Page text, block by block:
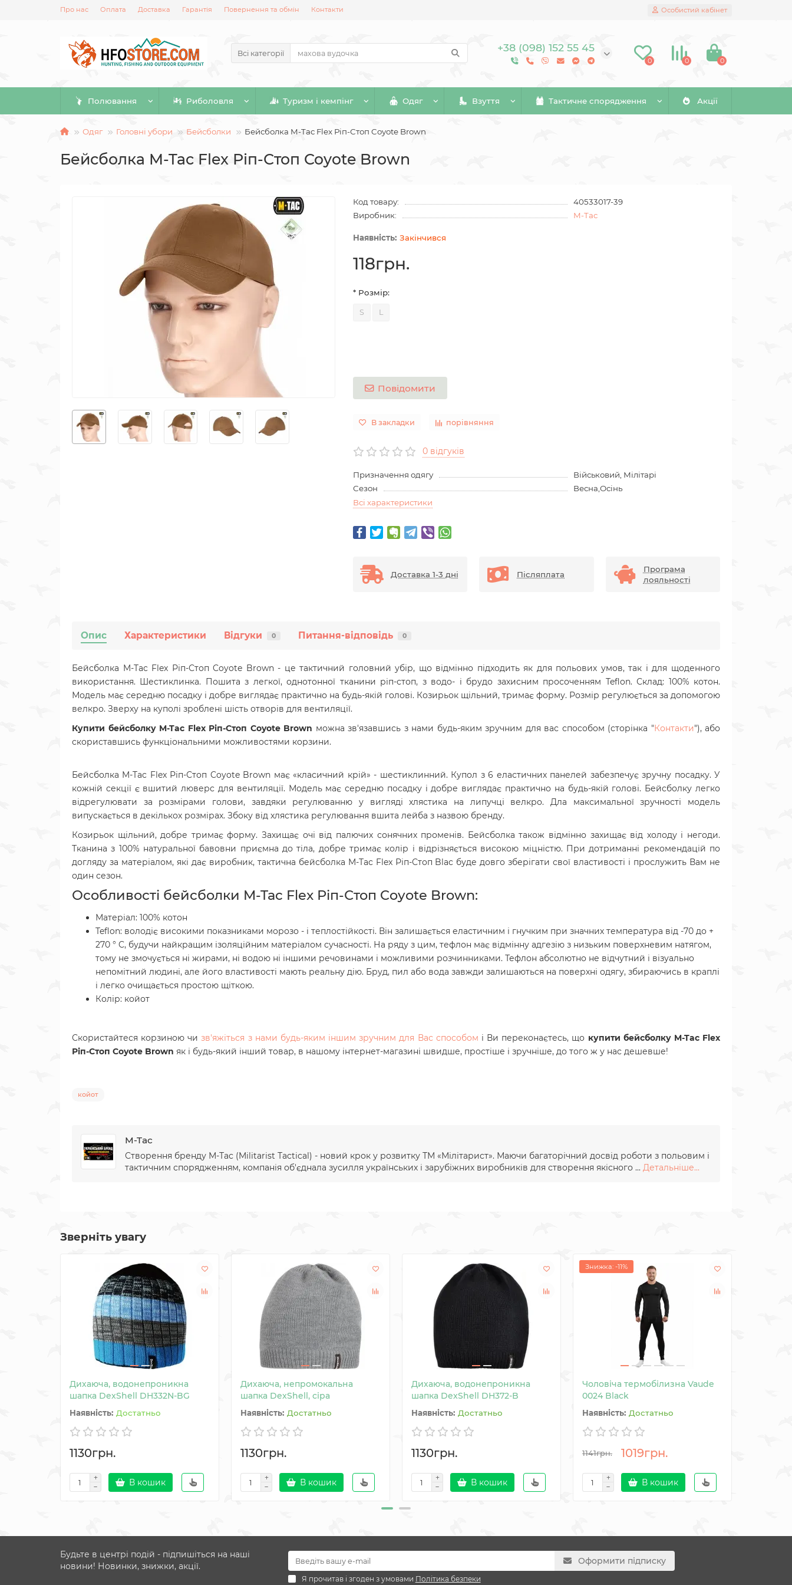
Про нас Оплата Доставка Гарантія Повернення та обмін Контакти Особистий кабінет
Всі категорії +38 (098) 152 55 45
0 0 0
Полювання Риболовля Туризм і кемпінг Одяг Взуття Тактичне спорядження Акції
Одяг Головні убори Бейсболки Бейсболка M-Tac Flex Ріп-Стоп Coyote Brown
Бейсболка M-Tac Flex Ріп-Стоп Coyote Brown
Код товару:
40533017-39
Виробник:
M-Tac
Закінчився
118грн.
* Розмір:
S L
Повідомити
В закладки порівняння
0 відгуків
Призначення одягу
Військовий, Мілітарі
Сезон
Весна,Осінь
Всі характеристики
Доставка 1-3 дні Післяплата
Програма
лояльності
Опис Характеристики Відгуки 0 Питання-відповідь 0
Бейсболка M-Tac Flex Ріп-Стоп Coyote Brown - це тактичний головний убір, що відмінно підходить як для польових умов, так і для щоденного
використання. Шестиклинка. Пошита з легкої, однотонної тканини ріп-стоп, з водо- і брудо захисним просоченням Teflon. Склад: 100% котон.
Модель має середню посадку і добре виглядає практично на будь-якій голові. Козирьок щільний, тримає форму. Розмір регулюється за допомогою
велкро. Зверху на куполі зроблені шість отворів для вентиляції.
Купити бейсболку M-Tac Flex Ріп-Стоп Coyote Brown можна зв'язавшись з нами будь-яким зручним для вас способом (сторінка "Контакти"), або
скориставшись функціональними можливостями корзини.
Бейсболка M-Tac Flex Ріп-Стоп Coyote Brown має «класичний крій» - шестиклинний. Купол з 6 еластичних панелей забезпечує зручну посадку. У
кожній секції є вшитий люверс для вентиляції. Модель має середню посадку і добре виглядає практично на будь-якій голові. Бейсболку легко
відрегулювати за розмірами голови, завдяки регулюванню у вигляді хлястика на липучці велкро. Дла максимальної зручності модель
випускається в декількох розмірах. Збоку від хлястика регулювання вшита лейба з назвою бренду.
Козирьок щільний, добре тримає форму. Захищає очі від палючих сонячних променів. Бейсболка також відмінно захищає від холоду і негоди.
Тканина з 100% натуральної бавовни приємна до тіла, добре тримає колір і відрізняється високою міцністю. При дотриманні рекомендацій по
догляду за матеріалом, які дає виробник, тактична бейсболка M-Tac Flex Ріп-Стоп Blac буде довго зберігати свої властивості і прослужить Вам не
один сезон.
Особливості бейсболки M-Tac Flex Ріп-Стоп Coyote Brown:
Матеріал: 100% котон
Teflon: володіє високими показниками морозо - і теплостійкості. Він залишається еластичним і гнучким при значних температура від -70 до +
270 ° C, будучи найкращим ізоляційним матеріалом сучасності. На ряду з цим, тефлон має відмінну адгезію з низьким поверхневим натягом,
тому не змочується ні жирами, ні водою ні іншими речовинами і можливими розчинниками. Тефлон абсолютно не відчутний і візуально
непомітний людині, але його властивості мають реальну дію. Бруд, пил або вода завжди залишаються на поверхні одягу, збираючись в краплі
і легко очищається простою щіткою.
Колір: койот
Скористайтеся корзиною чизв'яжіться з нами будь-яким іншим зручним для Вас способом і Ви переконаєтесь, що купити бейсболку M-Tac Flex
Ріп-Стоп Coyote Brown як і будь-який інший товар, в нашому інтернет-магазині швидше, простіше і зручніше, до того ж у нас дешевше!
койот
M-Tac
Створення бренду М-Тас (Militarist Тactical) - новий крок у розвитку ТМ «Мілітарист». Маючи багаторічний досвід роботи з польовим і
тактичним спорядженням, компанія об'єднала зусилля українських і зарубіжних виробників для створення якісного ... Детальніше...
Зверніть увагу
Дихаюча, водонепроникна
шапка DexShell DH332N-BG
Достатньо
1130грн.
В кошик
Дихаюча, непромокальна
шапка DexShell, сіра
Достатньо
1130грн.
В кошик
Дихаюча, водонепроникна
шапка DexShell DH372-B
Достатньо
1130грн.
В кошик
Знижка: -11%
Чоловіча термобілизна Vaude
0024 Black
Достатньо
1141грн. 1019грн.
В кошик
Будьте в центрі подій - підпишіться на наші
новини! Новинки, знижки, акції.
Оформити підписку
Я прочитав і згоден з умовами Політика безпеки